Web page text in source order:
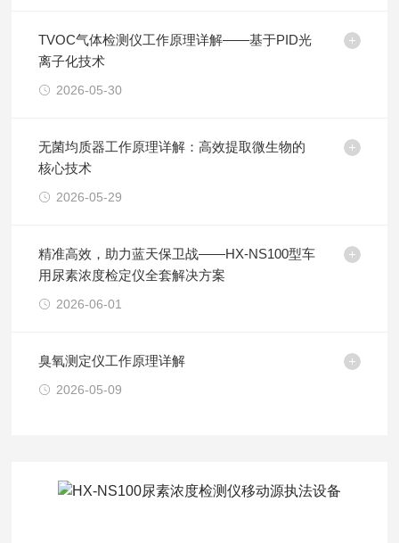
TVOC气体检测仪工作原理详解——基于PID光
离子化技术
2026-05-30
无菌均质器工作原理详解：高效提取微生物的
核心技术
2026-05-29
精准高效，助力蓝天保卫战——HX-NS100型车
用尿素浓度检定仪全套解决方案
2026-06-01
臭氧测定仪工作原理详解
2026-05-09